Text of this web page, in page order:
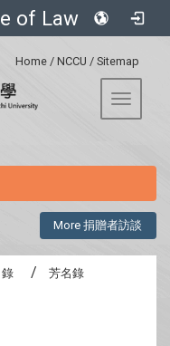
of Law
Home / NCCU / Sitemap
Toggle
More 捐贈者訪談
芳名錄